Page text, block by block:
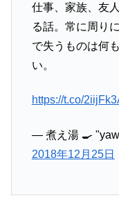
仕事、家族、友
る話。常に周り
で失うものは何
い。
https://t.co/
— 煮え湯 🍳
2018年12月25日